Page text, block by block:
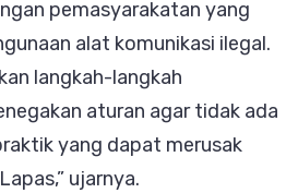
pemasyarakatan yang
alat komunikasi ilegal.
langkah-langkah
aturan agar tidak ada
yang dapat merusak
ujarnya.